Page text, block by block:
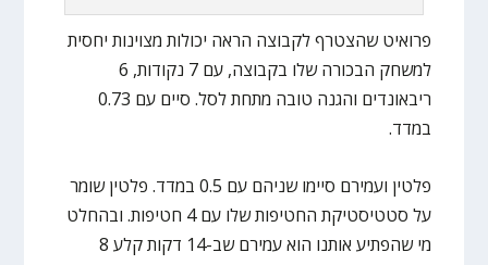
פרואיט שהצטרף לקבוצה הראה יכולות מצוינות יחסית
למשחק הבכורה שלו בקבוצה, עם 7 נקודות, 6
ריבאונדים והגנה טובה מתחת לסל. סיים עם 0.73
במדד.
פלטין ועמירם סיימו שניהם עם 0.5 במדד. פלטין שומר
על סטטיסטיקת החטיפות שלו עם 4 חטיפות. ובהחלט
מי שהפתיע אותנו הוא עמירם שב-14 דקות קלע 8